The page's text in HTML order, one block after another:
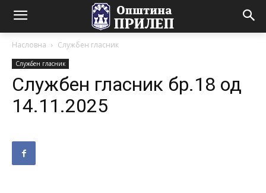
Насловна Службен гласник
Службен гласник
Службен гласник бр.18 од
14.11.2025